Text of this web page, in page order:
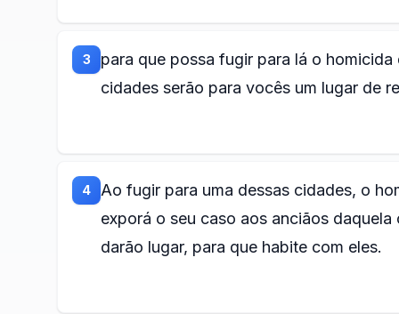
3
para que possa fugir para lá o
cidades serão para vocês um lugar de
4
Ao fugir para uma dessas cidades, o
exporá o seu caso aos anciãos
darão lugar, para que habite com eles.